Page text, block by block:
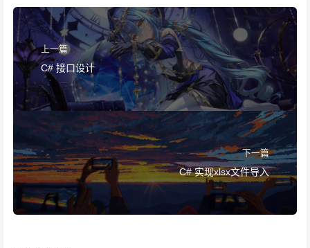
上一篇
C# 接口设计
下一篇
C# 实现xlsx文件导入